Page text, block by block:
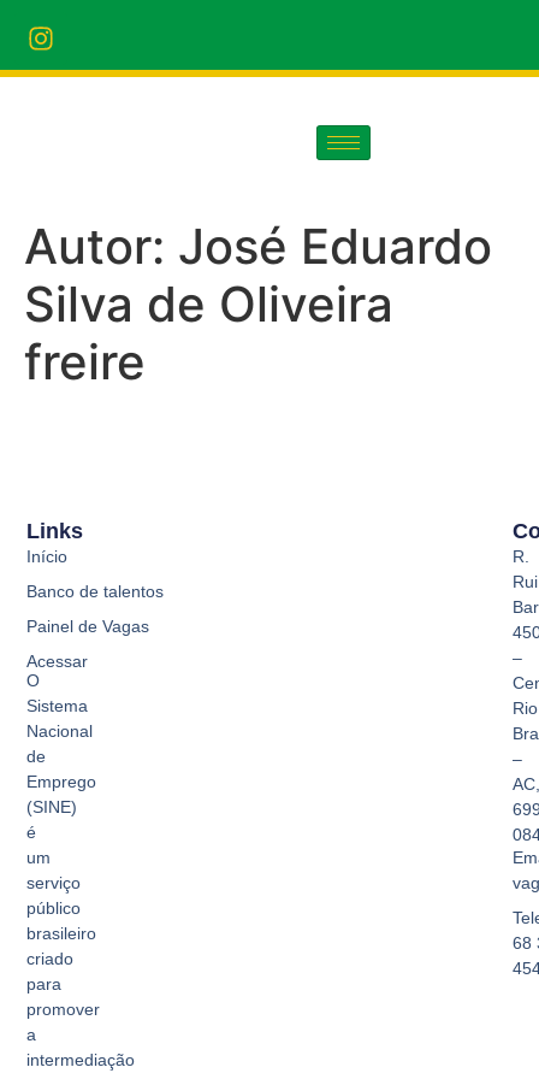
Autor: José Eduardo
Silva de Oliveira
freire
O
Sistema
Nacional
de
Emprego
(SINE)
é
um
serviço
público
brasileiro
criado
para
promover
a
intermediação
Links
Início
Banco de talentos
Painel de Vagas
Acessar
R.
Rui
–
Rio
–
AC,
68